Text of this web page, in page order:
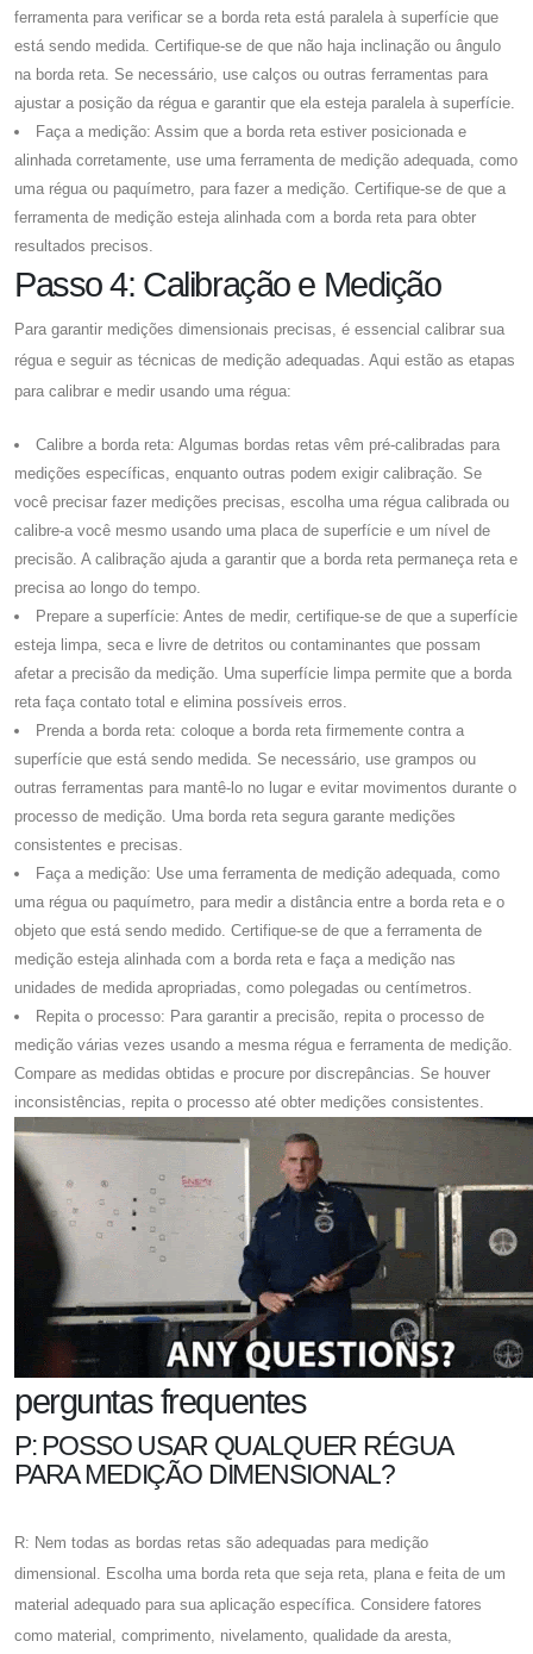
ferramenta para verificar se a borda reta está paralela à superfície que
está sendo medida. Certifique-se de que não haja inclinação ou ângulo
na borda reta. Se necessário, use calços ou outras ferramentas para
ajustar a posição da régua e garantir que ela esteja paralela à superfície.
Faça a medição: Assim que a borda reta estiver posicionada e
alinhada corretamente, use uma ferramenta de medição adequada, como
uma régua ou paquímetro, para fazer a medição. Certifique-se de que a
ferramenta de medição esteja alinhada com a borda reta para obter
resultados precisos.
Passo 4: Calibração e Medição
Para garantir medições dimensionais precisas, é essencial calibrar sua
régua e seguir as técnicas de medição adequadas. Aqui estão as etapas
para calibrar e medir usando uma régua:
Calibre a borda reta: Algumas bordas retas vêm pré-calibradas para
medições específicas, enquanto outras podem exigir calibração. Se
você precisar fazer medições precisas, escolha uma régua calibrada ou
calibre-a você mesmo usando uma placa de superfície e um nível de
precisão. A calibração ajuda a garantir que a borda reta permaneça reta e
precisa ao longo do tempo.
Prepare a superfície: Antes de medir, certifique-se de que a superfície
esteja limpa, seca e livre de detritos ou contaminantes que possam
afetar a precisão da medição. Uma superfície limpa permite que a borda
reta faça contato total e elimina possíveis erros.
Prenda a borda reta: coloque a borda reta firmemente contra a
superfície que está sendo medida. Se necessário, use grampos ou
outras ferramentas para mantê-lo no lugar e evitar movimentos durante o
processo de medição. Uma borda reta segura garante medições
consistentes e precisas.
Faça a medição: Use uma ferramenta de medição adequada, como
uma régua ou paquímetro, para medir a distância entre a borda reta e o
objeto que está sendo medido. Certifique-se de que a ferramenta de
medição esteja alinhada com a borda reta e faça a medição nas
unidades de medida apropriadas, como polegadas ou centímetros.
Repita o processo: Para garantir a precisão, repita o processo de
medição várias vezes usando a mesma régua e ferramenta de medição.
Compare as medidas obtidas e procure por discrepâncias. Se houver
inconsistências, repita o processo até obter medições consistentes.
perguntas frequentes
P: POSSO USAR QUALQUER RÉGUA
PARA MEDIÇÃO DIMENSIONAL?
R: Nem todas as bordas retas são adequadas para medição
dimensional. Escolha uma borda reta que seja reta, plana e feita de um
material adequado para sua aplicação específica. Considere fatores
como material, comprimento, nivelamento, qualidade da aresta,